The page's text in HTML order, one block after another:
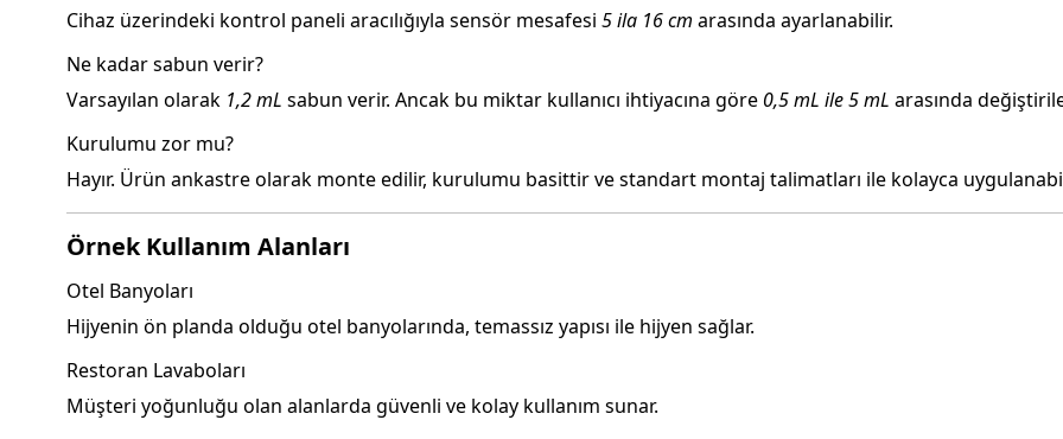
Cihaz üzerindeki kontrol paneli aracılığıyla sensör mesafesi 5 ila 16 cm arasında ayarlanabilir.
Ne kadar sabun verir?
Varsayılan olarak 1,2 mL sabun verir. Ancak bu miktar kullanıcı ihtiyacına göre 0,5 mL ile 5 mL arasında
Kurulumu zor mu?
Hayır. Ürün ankastre olarak monte edilir, kurulumu basittir ve standart montaj talimatları ile kolayca
Örnek Kullanım Alanları
Otel Banyoları
Hijyenin ön planda olduğu otel banyolarında, temassız yapısı ile hijyen sağlar.
Restoran Lavaboları
Müşteri yoğunluğu olan alanlarda güvenli ve kolay kullanım sunar.